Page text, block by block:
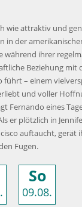
wie attraktiv und
in der
während ihrer
Beziehung mit
führt – einem
und voller
Fernando eines
er plötzlich in
auftaucht, gerät
Fugen.
So
09.08.